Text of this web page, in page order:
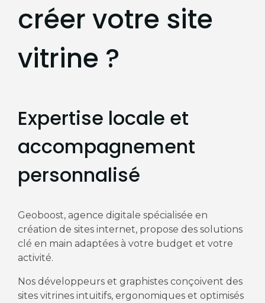
créer votre site
vitrine ?
Expertise locale et
accompagnement
personnalisé
Geoboost, agence digitale spécialisée en
création de sites internet, propose des solutions
clé en main adaptées à votre budget et votre
activité.
Nos développeurs et graphistes conçoivent des
sites vitrines intuitifs, ergonomiques et optimisés